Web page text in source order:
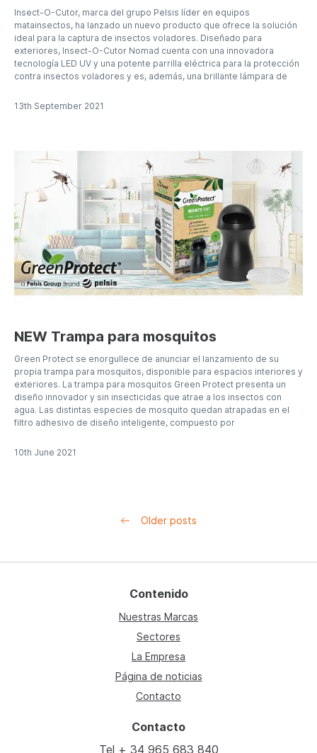
Insect-O-Cutor, marca del grupo Pelsis líder en equipos
matainsectos, ha lanzado un nuevo producto que ofrece la solución
ideal para la captura de insectos voladores. Diseñado para
exteriores, Insect-O-Cutor Nomad cuenta con una innovadora
tecnología LED UV y una potente parrilla eléctrica para la protección
contra insectos voladores y es, además, una brillante lámpara de
13th September 2021
NEW Trampa para mosquitos
Green Protect se enorgullece de anunciar el lanzamiento de su
propia trampa para mosquitos, disponible para espacios interiores y
exteriores. La trampa para mosquitos Green Protect presenta un
diseño innovador y sin insecticidas que atrae a los insectos con
agua. Las distintas especies de mosquito quedan atrapadas en el
filtro adhesivo de diseño inteligente, compuesto por
10th June 2021
Older posts
Contenido
Nuestras Marcas
Sectores
La Empresa
Página de noticias
Contacto
Contacto
Tel + 34 965 683 840